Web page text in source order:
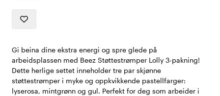
Gi beina dine ekstra energi og spre glede på
arbeidsplassen med Beez Støttestrømper Lolly 3-pakning!
Dette herlige settet inneholder tre par skjønne
støttestrømper i myke og oppkvikkende pastellfarger:
lyserosa, mintgrønn og gul. Perfekt for deg som arbeider i